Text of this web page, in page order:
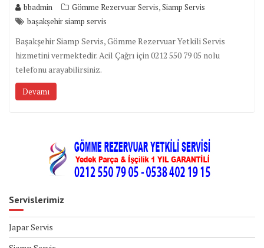
bbadmin Gömme Rezervuar Servis,Siamp Servis
başakşehir siamp servis
Başakşehir Siamp Servis, Gömme Rezervuar Yetkili Servis
hizmetini vermektedir. Acil Çağrı için 0212 550 79 05 nolu
telefonu arayabilirsiniz.
Devamı
Servislerimiz
Japar Servis